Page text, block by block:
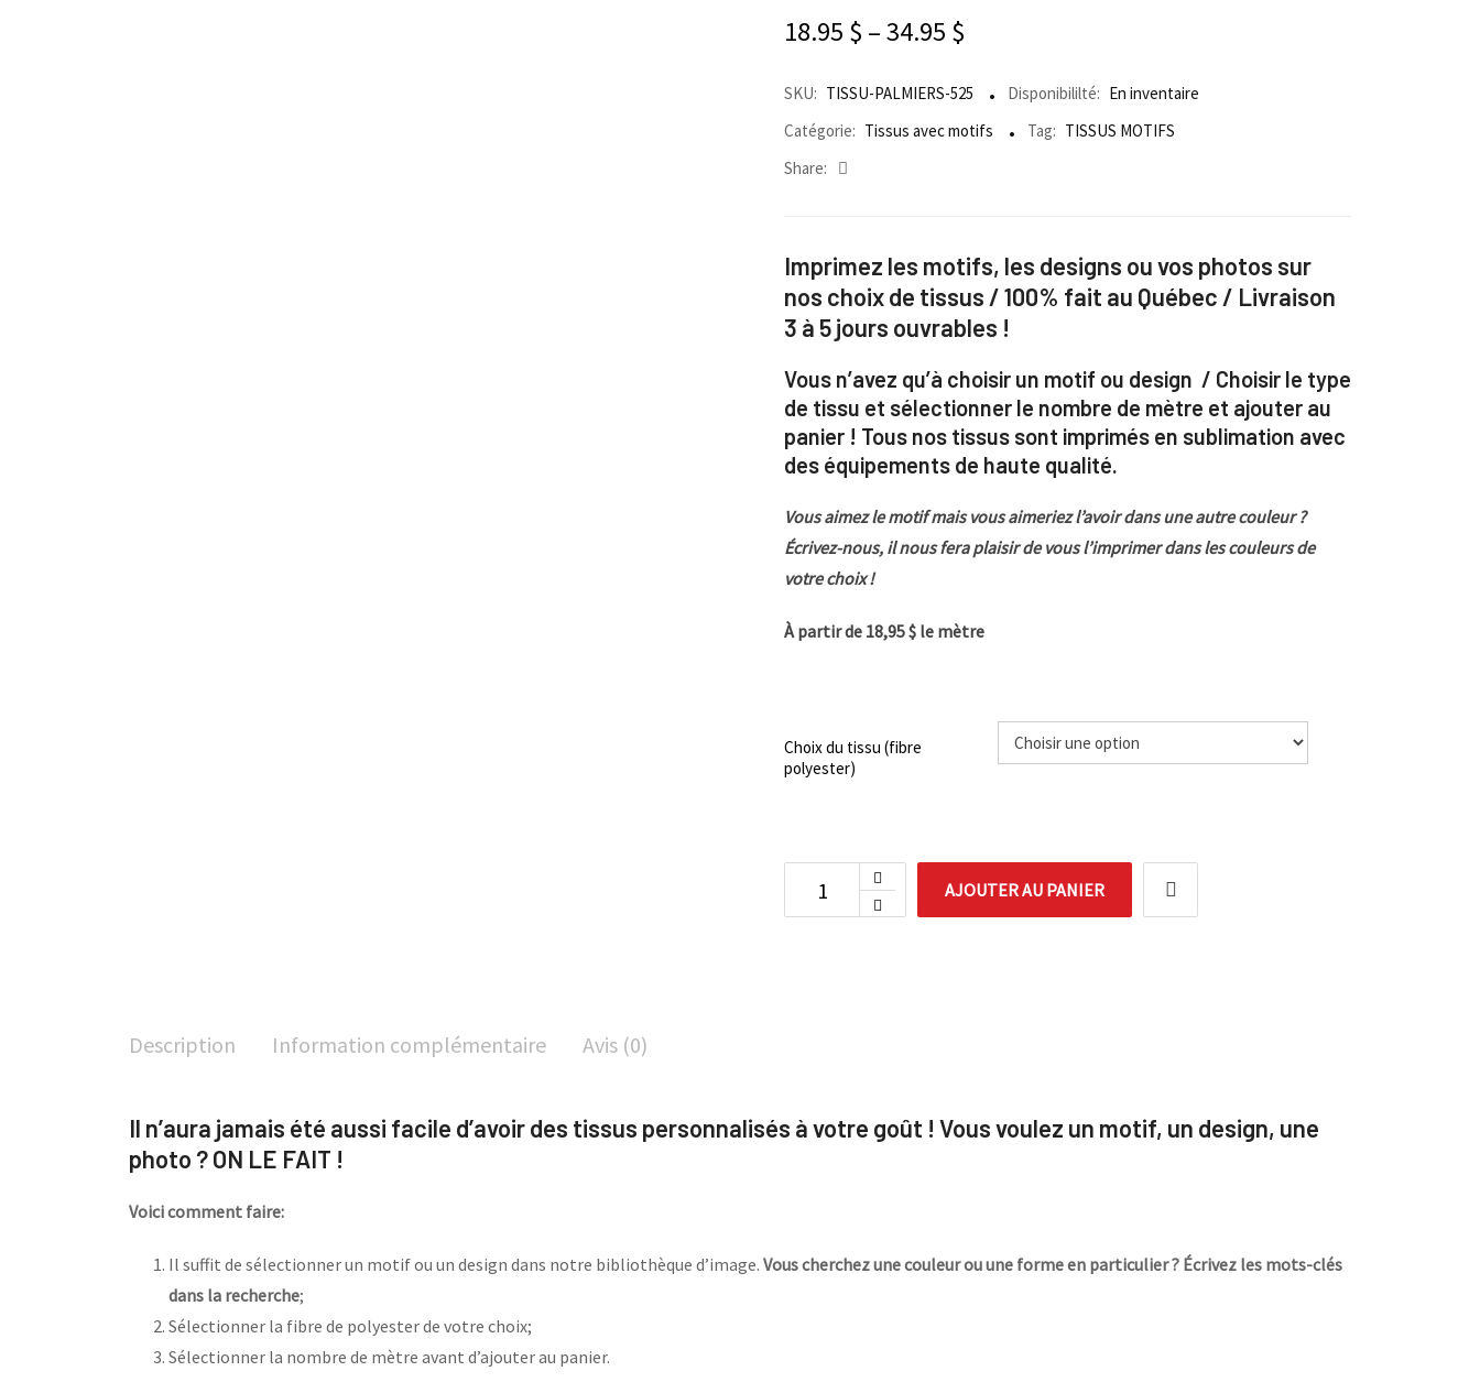
18.95 $ –34.95 $
SKU: TISSU-PALMIERS-525 Disponibililté: En inventaire
Catégorie: Tissus avec motifs Tag: TISSUS MOTIFS
Share:
Imprimez les motifs, les designs ou vos photos sur
nos choix de tissus / 100% fait au Québec / Livraison
3 à 5 jours ouvrables !
Vous n’avez qu’à choisir un motif ou design / Choisir le type
de tissu et sélectionner le nombre de mètre et ajouter au
panier ! Tous nos tissus sont imprimés en sublimation avec
des équipements de haute qualité.
Vous aimez le motif mais vous aimeriez l’avoir dans une autre couleur ?
Écrivez-nous, il nous fera plaisir de vous l’imprimer dans les couleurs de
votre choix !
À partir de 18,95 $ le mètre
Choix du tissu (fibre
polyester)
AJOUTER AU PANIER
Description Information complémentaire Avis (0)
Il n’aura jamais été aussi facile d’avoir des tissus personnalisés à votre goût ! Vous voulez un motif, un design, une
photo ? ON LE FAIT !
Voici comment faire:
Il suffit de sélectionner un motif ou un design dans notre bibliothèque d’image. Vous cherchez une couleur ou une forme en particulier ? Écrivez les mots-clés
dans la recherche;
Sélectionner la fibre de polyester de votre choix;
Sélectionner la nombre de mètre avant d’ajouter au panier.